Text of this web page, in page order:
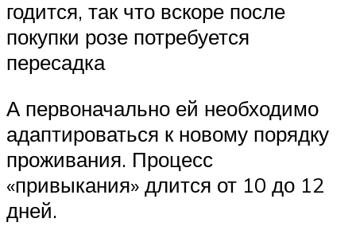
годится, так что вскоре после
покупки розе потребуется
пересадка
А первоначально ей необходимо
адаптироваться к новому порядку
проживания. Процесс
«привыкания» длится от 10 до 12
дней.